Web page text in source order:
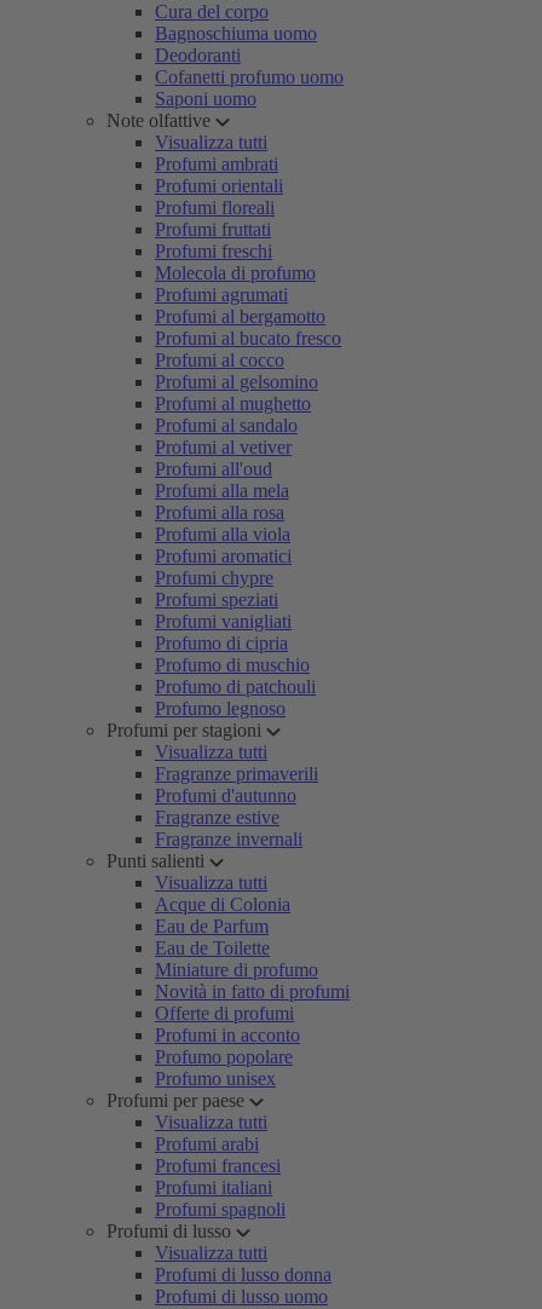
Cura del corpo
Bagnoschiuma uomo
Deodoranti
Cofanetti profumo uomo
Saponi uomo
Note olfattive
Visualizza tutti
Profumi ambrati
Profumi orientali
Profumi floreali
Profumi fruttati
Profumi freschi
Molecola di profumo
Profumi agrumati
Profumi al bergamotto
Profumi al bucato fresco
Profumi al cocco
Profumi al gelsomino
Profumi al mughetto
Profumi al sandalo
Profumi al vetiver
Profumi all'oud
Profumi alla mela
Profumi alla rosa
Profumi alla viola
Profumi aromatici
Profumi chypre
Profumi speziati
Profumi vanigliati
Profumo di cipria
Profumo di muschio
Profumo di patchouli
Profumo legnoso
Profumi per stagioni
Visualizza tutti
Fragranze primaverili
Profumi d'autunno
Fragranze estive
Fragranze invernali
Punti salienti
Visualizza tutti
Acque di Colonia
Eau de Parfum
Eau de Toilette
Miniature di profumo
Novità in fatto di profumi
Offerte di profumi
Profumi in acconto
Profumo popolare
Profumo unisex
Profumi per paese
Visualizza tutti
Profumi arabi
Profumi francesi
Profumi italiani
Profumi spagnoli
Profumi di lusso
Visualizza tutti
Profumi di lusso donna
Profumi di lusso uomo